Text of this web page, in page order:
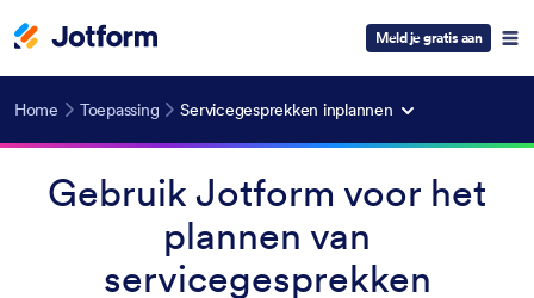
Meld je gratis aan
Home Toepassing Servicegesprekken inplannen
Gebruik Jotform voor het
plannen van
servicegesprekken